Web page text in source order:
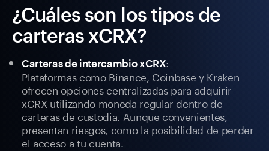
¿Cuáles son los tipos de
carteras xCRX?
Carteras de intercambio xCRX:
Plataformas como Binance, Coinbase y Kraken
ofrecen opciones centralizadas para adquirir
xCRX utilizando moneda regular dentro de
carteras de custodia. Aunque convenientes,
presentan riesgos, como la posibilidad de perder
el acceso a tu cuenta.